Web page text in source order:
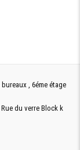
, 6éme étage
du verre Block k